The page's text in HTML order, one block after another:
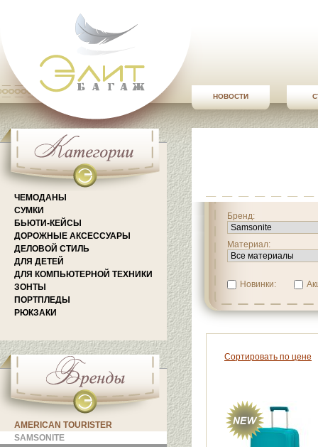
НОВОСТИ
ЧЕМОДАНЫ
СУМКИ
БЬЮТИ-КЕЙСЫ
ДОРОЖНЫЕ АКСЕССУАРЫ
ДЕЛОВОЙ СТИЛЬ
ДЛЯ ДЕТЕЙ
ДЛЯ КОМПЬЮТЕРНОЙ ТЕХНИКИ
ЗОНТЫ
ПОРТПЛЕДЫ
РЮКЗАКИ
AMERICAN TOURISTER
SAMSONITE
Бренд:
Материал:
Новинки:
Сортировать по цене